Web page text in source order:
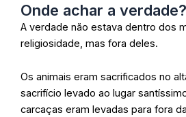
Onde achar a verdade?
A verdade não estava dentro dos
religiosidade, mas fora deles.
Os animais eram sacrificados no
sacrifício levado ao lugar
carcaças eram levadas para fora